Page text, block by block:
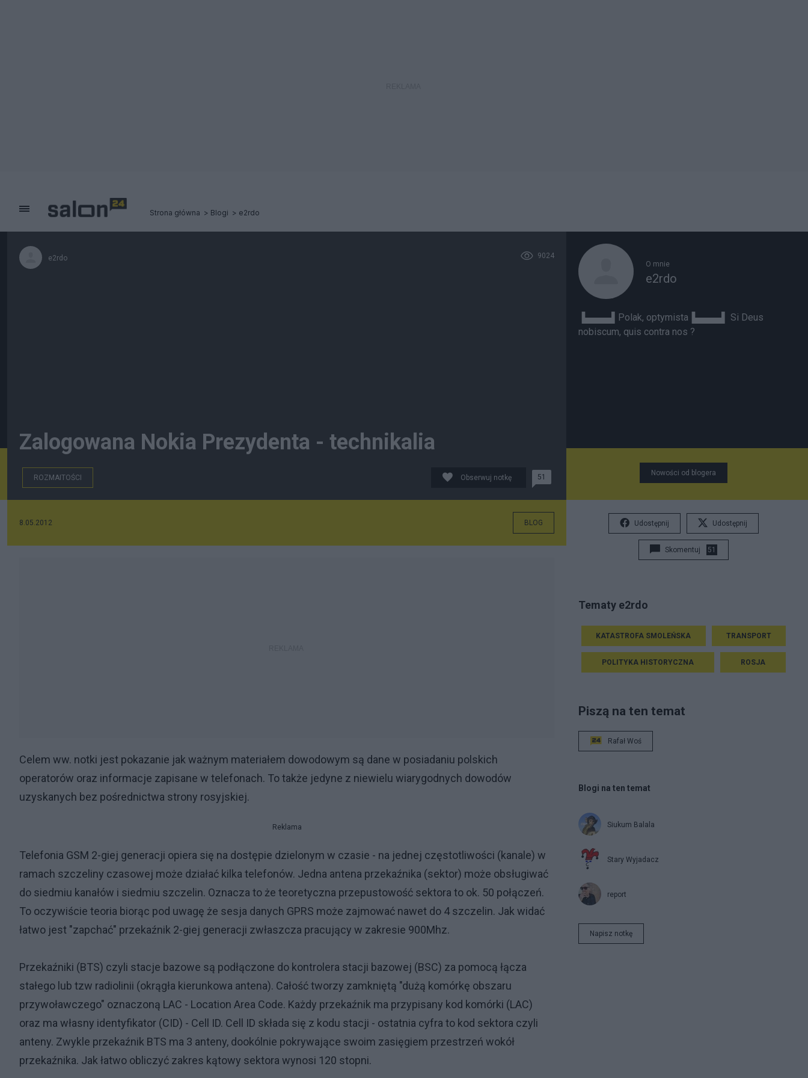
Strona główna Blogi e2rdo
e2rdo 9024
Zalogowana Nokia Prezydenta - technikalia
ROZMAITOŚCI Obserwuj notkę 51
8.05.2012 BLOG
Celem ww. notki jest pokazanie jak ważnym materiałem dowodowym są dane w posiadaniu polskich
operatorów oraz informacje zapisane w telefonach. To także jedyne z niewielu wiarygodnych dowodów
uzyskanych bez pośrednictwa strony rosyjskiej.
Reklama
Telefonia GSM 2-giej generacji opiera się na dostępie dzielonym w czasie - na jednej częstotliwości (kanale) w
ramach szczeliny czasowej może działać kilka telefonów. Jedna antena przekaźnika (sektor) może obsługiwać
do siedmiu kanałów i siedmiu szczelin. Oznacza to że teoretyczna przepustowość sektora to ok. 50 połączeń.
To oczywiście teoria biorąc pod uwagę że sesja danych GPRS może zajmować nawet do 4 szczelin. Jak widać
łatwo jest "zapchać" przekaźnik 2-giej generacji zwłaszcza pracujący w zakresie 900Mhz.
Przekaźniki (BTS) czyli stacje bazowe są podłączone do kontrolera stacji bazowej (BSC) za pomocą łącza
stałego lub tzw radiolinii (okrągła kierunkowa antena). Całość tworzy zamkniętą "dużą komórkę obszaru
przywoławczego" oznaczoną LAC - Location Area Code. Każdy przekaźnik ma przypisany kod komórki (LAC)
oraz ma własny identyfikator (CID) - Cell ID. Cell ID składa się z kodu stacji - ostatnia cyfra to kod sektora czyli
anteny. Zwykle przekaźnik BTS ma 3 anteny, dookólnie pokrywające swoim zasięgiem przestrzeń wokół
przekaźnika. Jak łatwo obliczyć zakres kątowy sektora wynosi 120 stopni.
O mnie
e2rdo
▐▄▄▄▄▌Polak, optymista▐▄▄▄▄▌ Si Deus
nobiscum, quis contra nos ?
Nowości od blogera
Udostępnij Udostępnij
Skomentuj 51
Tematy e2rdo
KATASTROFA SMOLEŃSKA TRANSPORT
POLITYKA HISTORYCZNA ROSJA
Piszą na ten temat
Rafał Woś
Blogi na ten temat
Siukum Balala
Stary Wyjadacz
report
Napisz notkę